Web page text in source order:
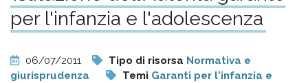
Documentazione
e
per l'infanzia e l'adolescenza
06/07/2011 Tipo di risorsa Normativa e
giurisprudenza
Temi Garanti per l'infanzia e